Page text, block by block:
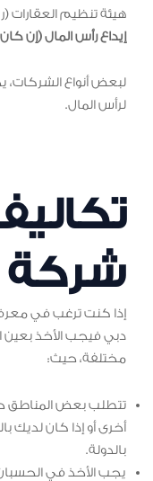
هيئة تنظيم العقارات
إيداع رأس المال (إن
لبعض أنواع الشركات،
لرأس المال.
إذا كنت ترغب في
دبي فيجب الأخذ بعين
مختلفة، حيث:
تتطلب بعض المناطق
أخرى أو إذا كان لديك
بالدولة.
يجب الأخذ في